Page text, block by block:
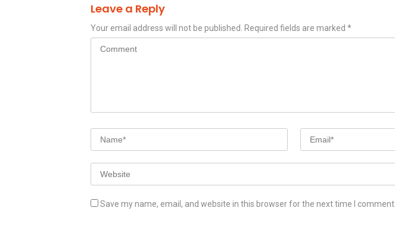
Leave a Reply
Your email address will not be published. Required fields are marked *
Save my name, email, and website in this browser for the next time I comment.